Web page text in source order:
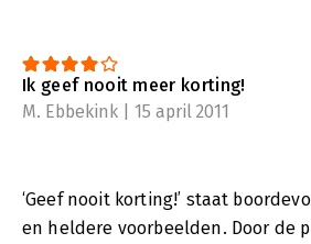
Ik geef nooit meer korting!
M. Ebbekink | 15 april 2011
‘Geef nooit korting!’ staat
en heldere voorbeelden. Door de